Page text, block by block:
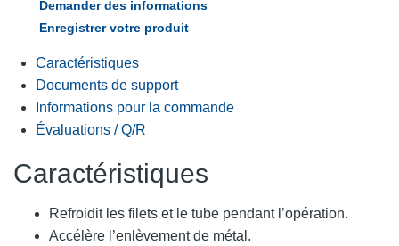
Demander des informations
Enregistrer votre produit
Caractéristiques
Documents de support
Informations pour la commande
Évaluations / Q/R
Caractéristiques
Refroidit les filets et le tube pendant l’opération.
Accélère l’enlèvement de métal.